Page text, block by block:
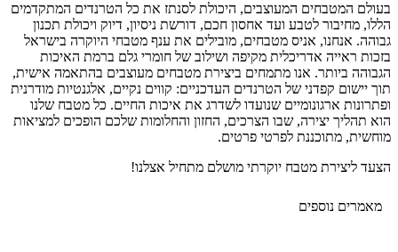
בעולם המטבחים המעוצבים, היכולת לסנתז את כל הטרנדים המתקדמים
הללו, מחיבור לטבע ועד אחסון חכם, דורשת ניסיון, דיוק ויכולת תכנון
גבוהה. אנחנו, אניס מטבחים, מובילים את ענף מטבחי היוקרה בישראל
בזכות ראייה אדריכלית מקיפה ושילוב של חומרי גלם ברמת האיכות
הגבוהה ביותר. אנו מתמחים ביצירת מטבחים מעוצבים בהתאמה אישית,
תוך יישום קפדני של הטרנדים העדכניים: קווים נקיים, אלגנטיות מודרנית
ופתרונות ארגונומיים שנועדו לשדרג את איכות החיים. כל מטבח שלנו
הוא תהליך יצירה, שבו הצרכים, החזון והחלומות שלכם הופכים למציאות
מוחשית, מתוכננת לפרטי פרטים.
הצעד ליצירת מטבח יוקרתי מושלם מתחיל אצלנו!
מאמרים נוספים